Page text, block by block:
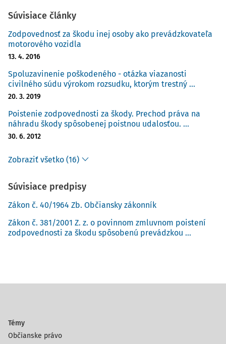
späťvzatie žaloby v časti istiny 125 221,60 Sk zastavil
konanie podľa § 96 ods. 1 Občianskeho súdneho poriadku
(ďalej aj "OSP").
žaloby s tým, že žiadal, aby mu súd priznal úrok z
omeškania vo výške 16% ročne zo sumy 2 951 eur od 1.
vo výške 16% ročne zo
Súvisiace články
Zodpovednosť za škodu inej osoby ako prevádzkovateľa
motorového vozidla
13. 4. 2016
Spoluzavinenie poškodeného - otázka viazanosti
civilného súdu výrokom rozsudku, ktorým trestný ...
20. 3. 2019
Poistenie zodpovednosti za škody. Prechod práva na
náhradu škody spôsobenej poistnou udalosťou. ...
30. 6. 2012
Zobraziť všetko (16)
Súvisiace predpisy
Zákon č. 40/1964 Zb. Občiansky zákonník
Zákon č. 381/2001 Z. z. o povinnom zmluvnom poistení
zodpovednosti za škodu spôsobenú prevádzkou ...
Témy
Občianske právo